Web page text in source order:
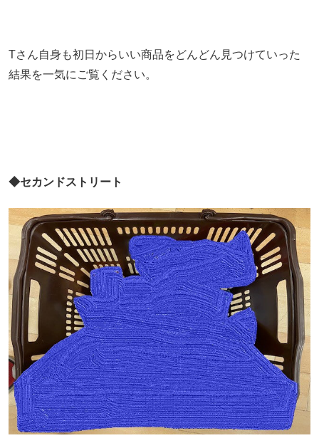
Tさん自身も初日からいい商品をどんどん見つけていった
結果を一気にご覧ください。
◆セカンドストリート